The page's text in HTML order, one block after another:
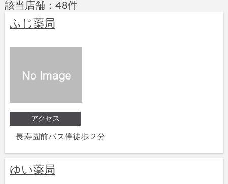
該当店舗：48件
ふじ薬局
アクセス
長寿園前バス停徒歩２分
ゆい薬局